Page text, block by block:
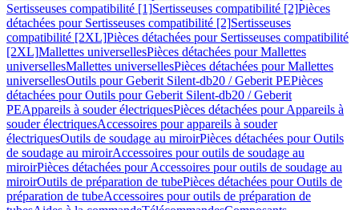
Sertisseuses compatibilité [1]Sertisseuses compatibilité [2]Pièces
détachées pour Sertisseuses compatibilité [2]Sertisseuses
compatibilité [2XL]Pièces détachées pour Sertisseuses compatibilité
[2XL]Mallettes universellesPièces détachées pour Mallettes
universellesMallettes universellesPièces détachées pour Mallettes
universellesOutils pour Geberit Silent-db20 / Geberit PEPièces
détachées pour Outils pour Geberit Silent-db20 / Geberit
PEAppareils à souder électriquesPièces détachées pour Appareils à
souder électriquesAccessoires pour appareils à souder
électriquesOutils de soudage au miroirPièces détachées pour Outils
de soudage au miroirAccessoires pour outils de soudage au
miroirPièces détachées pour Accessoires pour outils de soudage au
miroirOutils de préparation de tubePièces détachées pour Outils de
préparation de tubeAccessoires pour outils de préparation de